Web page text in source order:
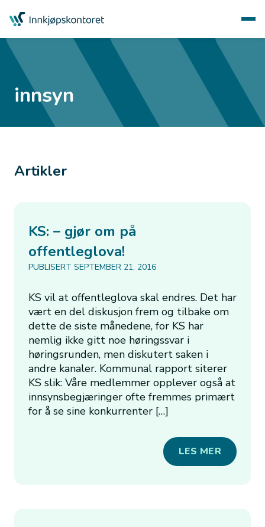
innsyn
Artikler
KS: – gjør om på
offentleglova!
PUBLISERT SEPTEMBER 21, 2016
KS vil at offentleglova skal endres. Det har
vært en del diskusjon frem og tilbake om
dette de siste månedene, for KS har
nemlig ikke gitt noe høringssvar i
høringsrunden, men diskutert saken i
andre kanaler. Kommunal rapport siterer
KS slik: Våre medlemmer opplever også at
innsynsbegjæringer ofte fremmes primært
for å se sine konkurrenter […]
LES MER